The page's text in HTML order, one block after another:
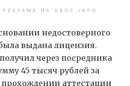
НА OBOZ.INFO
недостоверного
выдана лицензия.
через посредника
45 тысяч рублей за
прохождении аттестации